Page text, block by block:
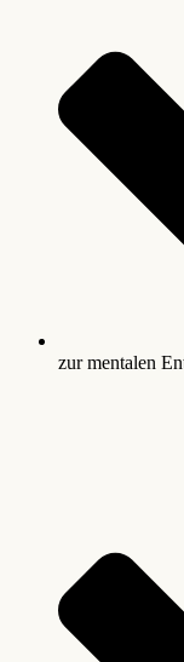
zur mentalen